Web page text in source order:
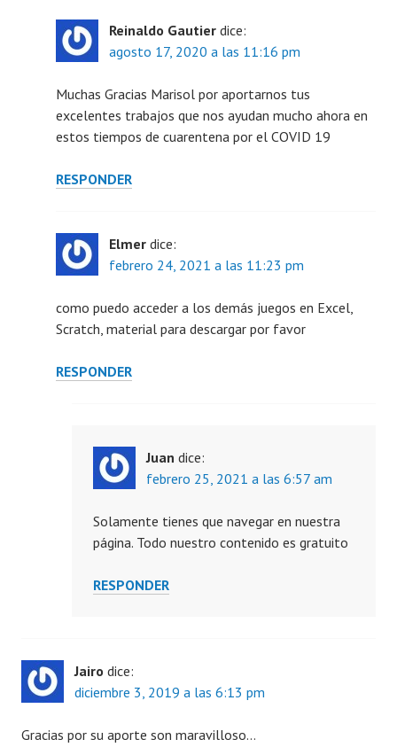
Reinaldo Gautier dice:
agosto 17, 2020 a las 11:16 pm
Muchas Gracias Marisol por aportarnos tus
excelentes trabajos que nos ayudan mucho ahora en
estos tiempos de cuarentena por el COVID 19
RESPONDER
Elmer dice:
febrero 24, 2021 a las 11:23 pm
como puedo acceder a los demás juegos en Excel,
Scratch, material para descargar por favor
RESPONDER
Juan dice:
febrero 25, 2021 a las 6:57 am
Solamente tienes que navegar en nuestra
página. Todo nuestro contenido es gratuito
RESPONDER
Jairo dice:
diciembre 3, 2019 a las 6:13 pm
Gracias por su aporte son maravilloso…